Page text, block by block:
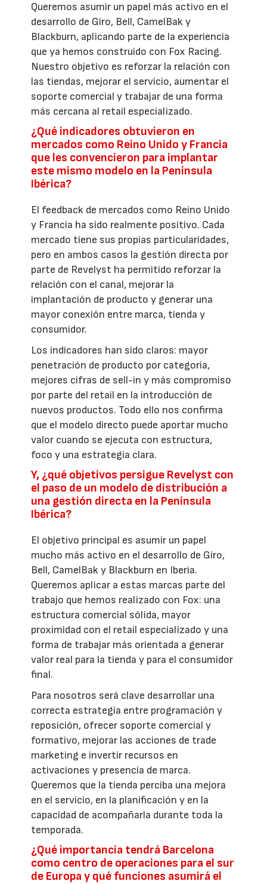
Queremos asumir un papel más activo en el
desarrollo de Giro, Bell, CamelBak y
Blackburn, aplicando parte de la experiencia
que ya hemos construido con Fox Racing.
Nuestro objetivo es reforzar la relación con
las tiendas, mejorar el servicio, aumentar el
soporte comercial y trabajar de una forma
más cercana al retail especializado.
¿Qué indicadores obtuvieron en
mercados como Reino Unido y Francia
que les convencieron para implantar
este mismo modelo en la Península
Ibérica?
El feedback de mercados como Reino Unido
y Francia ha sido realmente positivo. Cada
mercado tiene sus propias particularidades,
pero en ambos casos la gestión directa por
parte de Revelyst ha permitido reforzar la
relación con el canal, mejorar la
implantación de producto y generar una
mayor conexión entre marca, tienda y
consumidor.
Los indicadores han sido claros: mayor
penetración de producto por categoría,
mejores cifras de sell-in y más compromiso
por parte del retail en la introducción de
nuevos productos. Todo ello nos confirma
que el modelo directo puede aportar mucho
valor cuando se ejecuta con estructura,
foco y una estrategia clara.
Y, ¿qué objetivos persigue Revelyst con
el paso de un modelo de distribución a
una gestión directa en la Península
Ibérica?
El objetivo principal es asumir un papel
mucho más activo en el desarrollo de Giro,
Bell, CamelBak y Blackburn en Iberia.
Queremos aplicar a estas marcas parte del
trabajo que hemos realizado con Fox: una
estructura comercial sólida, mayor
proximidad con el retail especializado y una
forma de trabajar más orientada a generar
valor real para la tienda y para el consumidor
final.
Para nosotros será clave desarrollar una
correcta estrategia entre programación y
reposición, ofrecer soporte comercial y
formativo, mejorar las acciones de trade
marketing e invertir recursos en
activaciones y presencia de marca.
Queremos que la tienda perciba una mejora
en el servicio, en la planificación y en la
capacidad de acompañarla durante toda la
temporada.
¿Qué importancia tendrá Barcelona
como centro de operaciones para el sur
de Europa y qué funciones asumirá el